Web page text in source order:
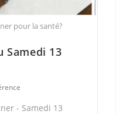
pour la santé?
Samedi 13
- Samedi 13